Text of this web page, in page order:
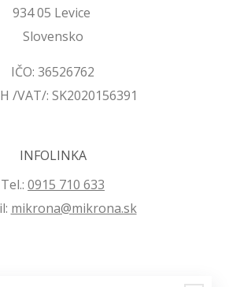
934 05 Levice
Slovensko
IČO: 36526762
/VAT/: SK2020156391
INFOLINKA
Tel.: 0915 710 633
mikrona@mikrona.sk